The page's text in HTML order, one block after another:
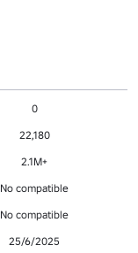
0
22,180
2.1M+
No compatible
No compatible
25/6/2025